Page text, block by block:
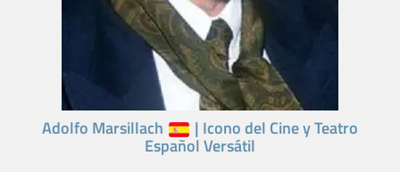
Adolfo Marsillach | Icono del Cine y Teatro
Español Versátil